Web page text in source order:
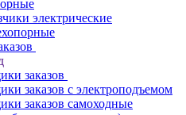
электрические
заказов
заказов с электроподъемом
заказов самоходные